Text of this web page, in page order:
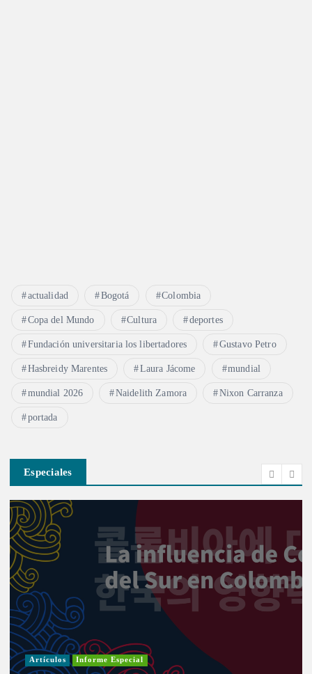
actualidad Bogotá Colombia
Copa del Mundo Cultura deportes
Fundación universitaria los libertadores Gustavo Petro
Hasbreidy Marentes Laura Jácome mundial
mundial 2026 Naidelith Zamora Nixon Carranza
portada
Especiales
Artículos Informe Especial